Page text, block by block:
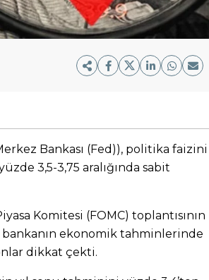
Bankası (Fed)), politika faizini
3,5-3,75 aralığında sabit
Komitesi (FOMC) toplantısının
bankanın ekonomik tahminlerinde
dikkat çekti.